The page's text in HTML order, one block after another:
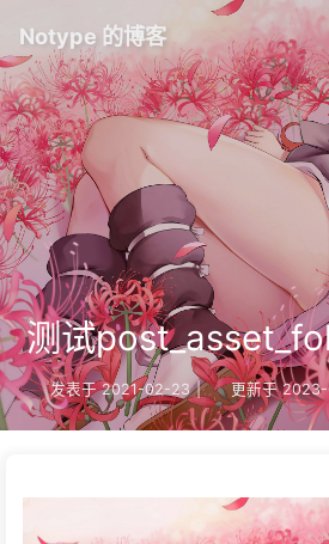
Notype 的博客
测试
发表于 2021-02-23 | 更新于